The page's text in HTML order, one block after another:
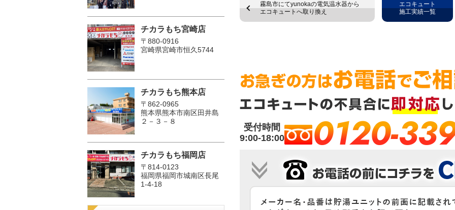
霧島市にてyunokaの電気温水器から
エコキュートへ取り換え
エコキュート
施工実績一覧
受付時間
9:00-18:00
0120-
チカラもち宮崎店
〒880-0916
宮崎県宮崎市恒久5744
チカラもち熊本店
〒862-0965
熊本県熊本市南区田井島
２－３－８
チカラもち福岡店
〒814-0123
福岡県福岡市城南区長尾
1‐4‐18